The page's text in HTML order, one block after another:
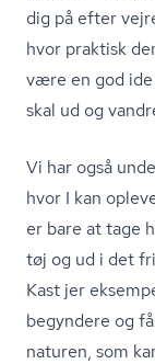
dig på efter
hvor praktisk
være en god ide
skal ud og
Vi har også
hvor I kan
er bare at tage
tøj og ud i det
Kast jer
begyndere og
naturen, som